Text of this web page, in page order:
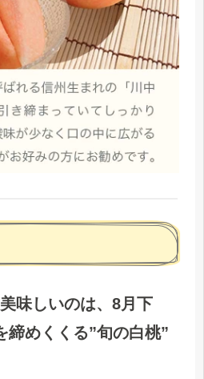
味しいのは、8月下
締めくくる”旬の白桃”